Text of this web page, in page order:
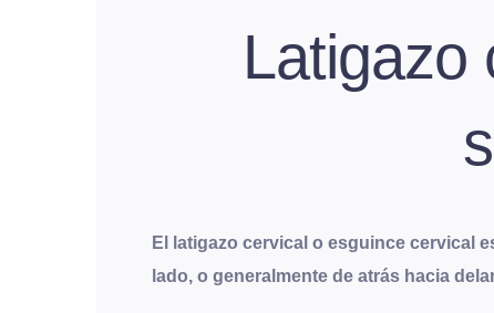
Latigazo
El latigazo cervical o esguince cervical
lado, o generalmente de atrás hacia